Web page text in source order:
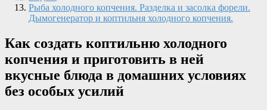
Рыба холодного копчения. Разделка и засолка форели.
Дымогенератор и коптильня холодного копчения.
Как создать коптильню холодного
копчения и приготовить в ней
вкусные блюда в домашних условиях
без особых усилий